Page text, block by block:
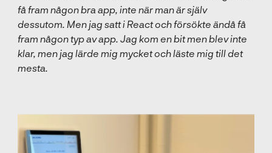
få fram någon bra app, inte när man är själv
dessutom. Men jag satt i React och försökte ändå få
fram någon typ av app. Jag kom en bit men blev inte
klar, men jag lärde mig mycket och läste mig till det
mesta.